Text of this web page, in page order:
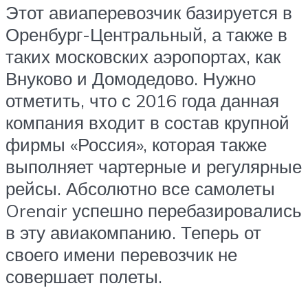
Этот авиаперевозчик базируется в
Оренбург-Центральный, а также в
таких московских аэропортах, как
Внуково и Домодедово. Нужно
отметить, что с 2016 года данная
компания входит в состав крупной
фирмы «Россия», которая также
выполняет чартерные и регулярные
рейсы. Абсолютно все самолеты
Orenair успешно перебазировались
в эту авиакомпанию. Теперь от
своего имени перевозчик не
совершает полеты.